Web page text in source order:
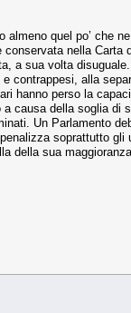
quel po’ che
nella Carta
a sua volta
contrappesi, alla
hanno perso la
causa della soglia di
Un Parlamento
soprattutto
della sua